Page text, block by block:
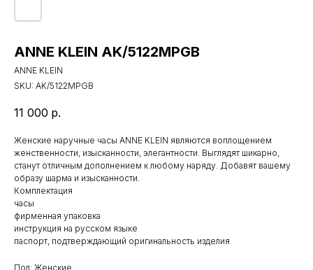
ANNE KLEIN AK/5122MPGB
ANNE KLEIN
SKU: AK/5122MPGB
11 000 р.
Женские наручные часы ANNE KLEIN являются воплощением
женственности, изысканности, элегантности. Выглядят шикарно,
станут отличным дополнением к любому наряду. Добавят вашему
образу шарма и изысканности.
Комплектация
часы
фирменная упаковка
инструкция на русском языке
паспорт, подтверждающий оригинальность изделия
Пол: Женские